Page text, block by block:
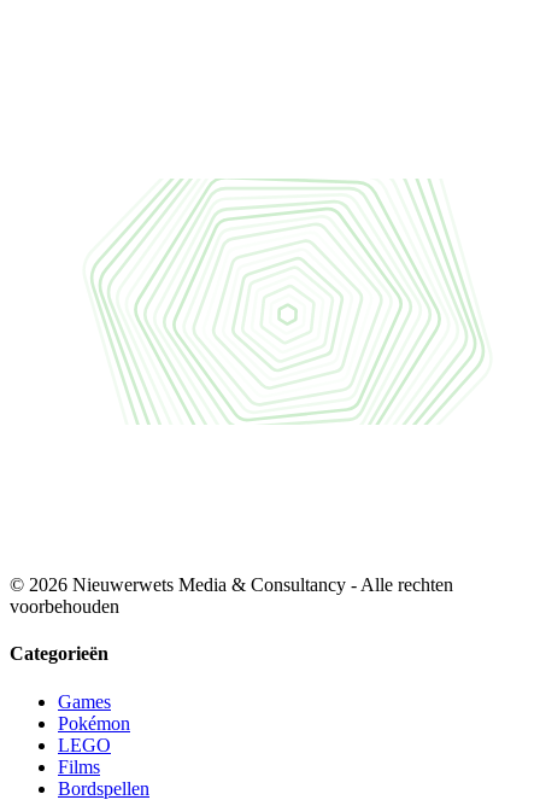
© 2026 Nieuwerwets Media & Consultancy - Alle rechten
voorbehouden
Categorieën
Games
Pokémon
LEGO
Films
Bordspellen